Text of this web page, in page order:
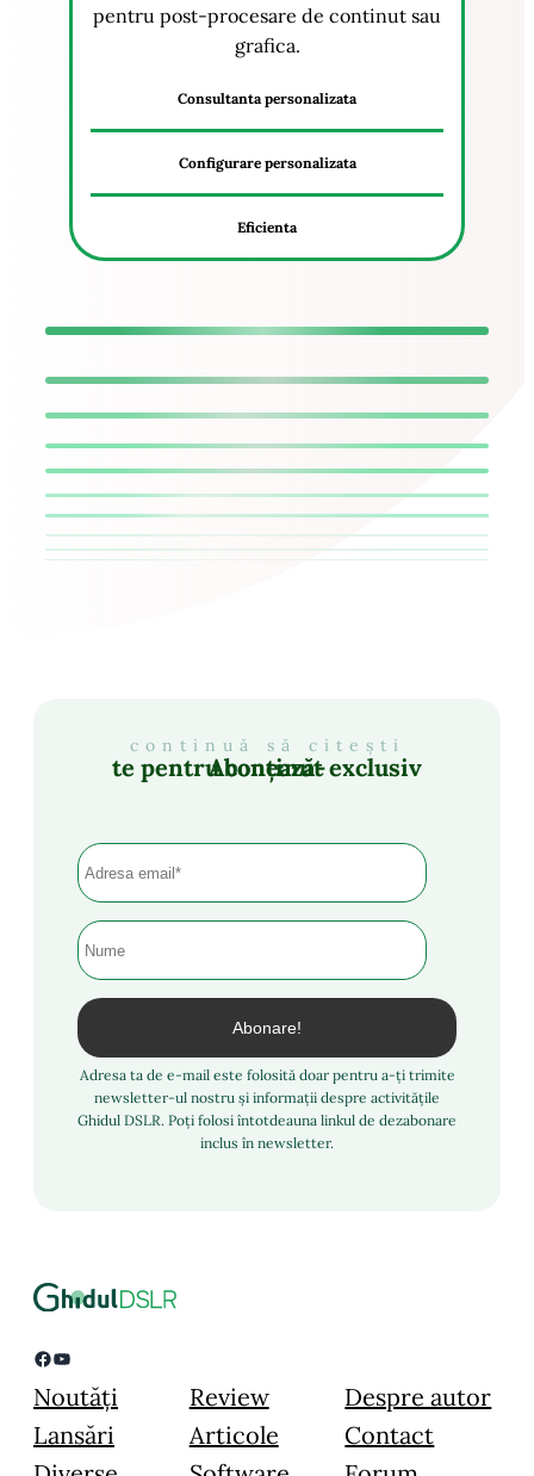
pentru post-procesare de continut sau
grafica.
Consultanta personalizata
Configurare personalizata
Eficienta
continuă să citești
Abonează-te pentru conținut exclusiv
Adresa ta de e-mail este folosită doar pentru a-ți trimite
newsletter-ul nostru și informații despre activitățile
Ghidul DSLR. Poți folosi întotdeauna linkul de dezabonare
inclus în newsletter.
Facebook YouTube
Noutăți
Lansări
Review
Articole
Despre autor
Contact